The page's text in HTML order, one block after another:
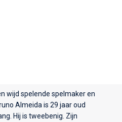
wijd spelende spelmaker en
Almeida is 29 jaar oud
Hij is tweebenig. Zijn